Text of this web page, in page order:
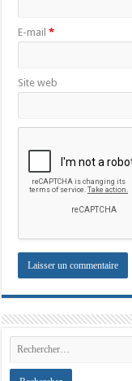
E-mail*
Site web